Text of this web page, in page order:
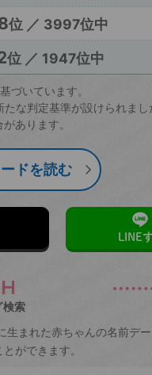
位 ／ 3997位中
位 ／ 1947位中
づいています。
な判定基準が設けられまし
あります。
ドを読む
LINE
検索
まれた赤ちゃんの名前デ
ができます。